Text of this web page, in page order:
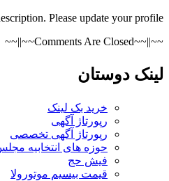
No description. Please update your
دوستان
خرید بک لینک
رپورتاژ آگهی
رپورتاژ آگهی تخصصی
حوزه های انتخابیه مجلس
فیش حج
قیمت بیسیم موتورولا